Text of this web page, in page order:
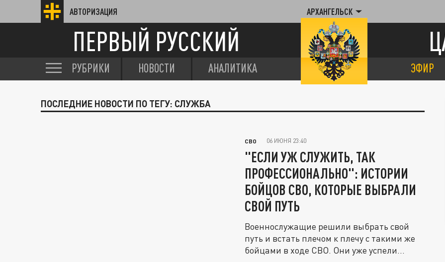
АВТОРИЗАЦИЯ АРХАНГЕЛЬСК
ПЕРВЫЙ РУССКИЙ
РУБРИКИ НОВОСТИ АНАЛИТИКА ЭФИР
ПОСЛЕДНИЕ НОВОСТИ ПО ТЕГУ: СЛУЖБА
СВО 06 ИЮНЯ 23:40
"ЕСЛИ УЖ СЛУЖИТЬ, ТАК
ПРОФЕССИОНАЛЬНО": ИСТОРИИ
БОЙЦОВ СВО, КОТОРЫЕ ВЫБРАЛИ
СВОЙ ПУТЬ
Военнослужащие решили выбрать свой
путь и встать плечом к плечу с такими же
бойцами в ходе СВО. Они уже успели...